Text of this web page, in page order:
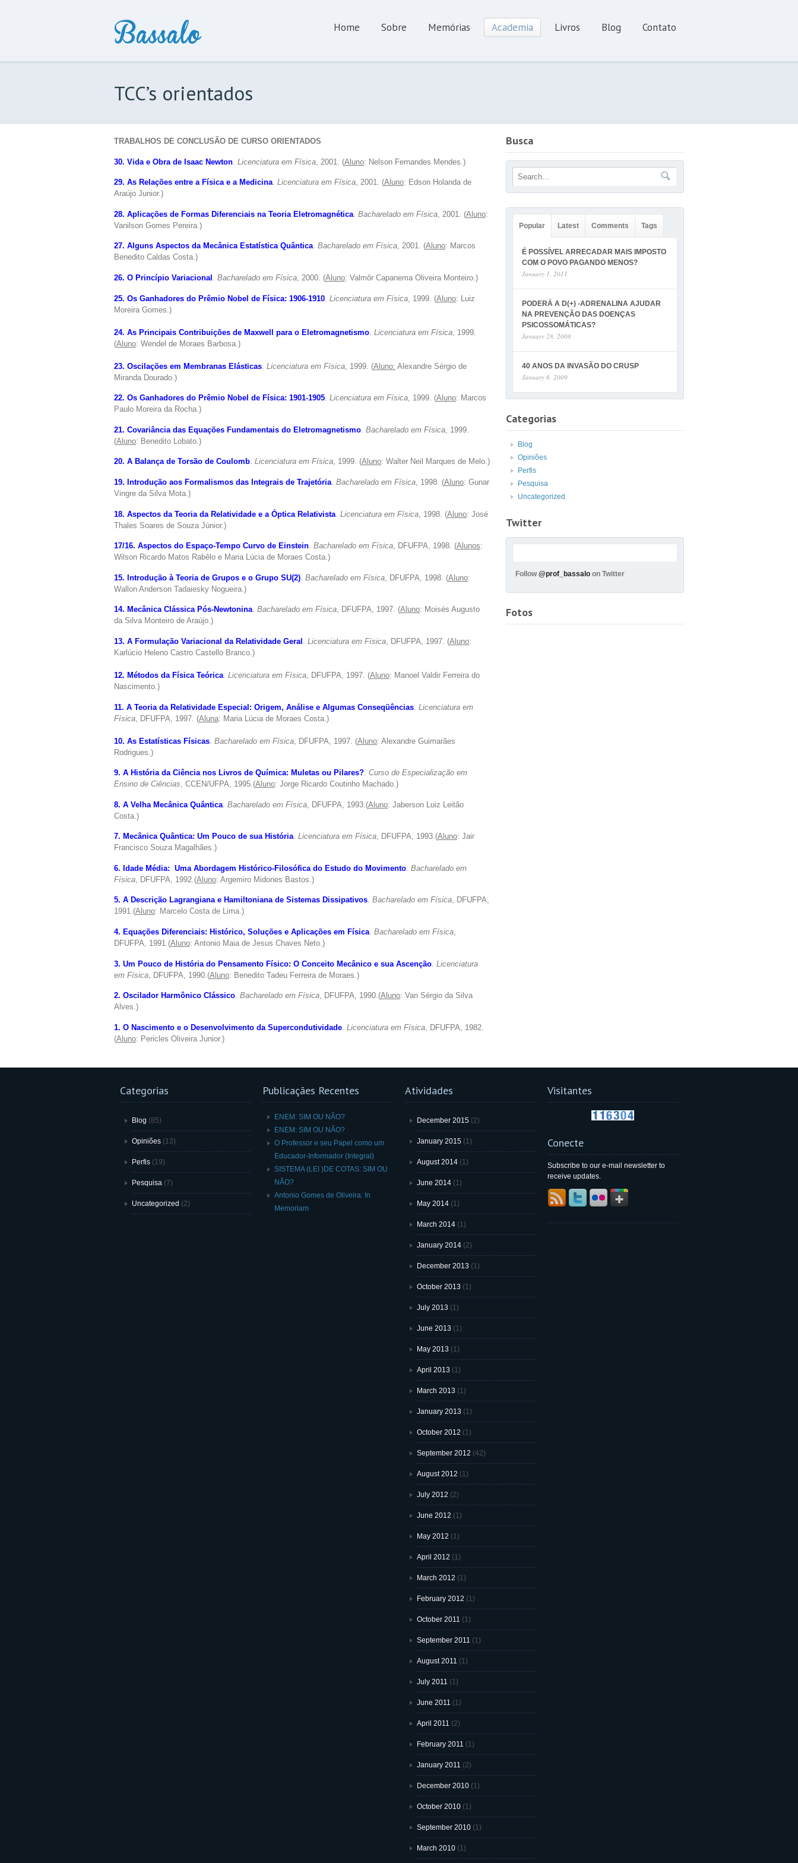
Home Sobre Memórias Academia Livros Blog Contato
TCC’s orientados
TRABALHOS DE CONCLUSÃO DE CURSO ORIENTADOS
30. Vida e Obra de Isaac Newton Licenciatura em Física , 2001. (Aluno: Nelson Fernandes Mendes.)
29. As Relações entre a Física e a Medicina. Licenciatura em Física, 2001. (Aluno: Edson Holanda de
Araújo Junior.)
28. Aplicações de Formas Diferenciais na Teoria Eletromagnética Bacharelado em Física , 2001. (Aluno:
Vanilson Gomes Pereira.)
27. Alguns Aspectos da Mecânica Estatística Quântica. Bacharelado em Física, 2001. (Aluno: Marcos
Benedito Caldas Costa.)
26. O Princípio Variacional Bacharelado em Física , 2000. (Aluno: Valmôr Capanema Oliveira Monteiro.)
25. Os Ganhadores do Prêmio Nobel de Física: 1906-1910 Licenciatura em Física , 1999. (Aluno: Luiz
Moreira Gomes.)
24. As Principais Contribuições de Maxwell para o Eletromagnetismo Licenciatura em Física , 1999.
(Aluno: Wendel de Moraes Barbosa.)
23. Oscilações em Membranas Elásticas Licenciatura em Física , 1999. (Aluno: Alexandre Sérgio de
Miranda Dourado.)
22. Os Ganhadores do Prêmio Nobel de Física: 1901-1905. Licenciatura em Física, 1999. (Aluno: Marcos
Paulo Moreira da Rocha.)
21. Covariância das Equações Fundamentais do Eletromagnetismo Bacharelado em Física , 1999.
(Aluno: Benedito Lobato.)
20. A Balança de Torsão de Coulomb. Licenciatura em Física, 1999. (Aluno: Walter Neil Marques de Melo.)
19. Introdução aos Formalismos das Integrais de Trajetória Bacharelado em Física , 1998. (Aluno: Gunar
Vingre da Silva Mota.)
18. Aspectos da Teoria da Relatividade e a Óptica Relativista Licenciatura em Física , 1998. (Aluno: José
Thales Soares de Souza Júnior.)
17/16. Aspectos do Espaço-Tempo Curvo de Einstein. Bacharelado em Física, DFUFPA, 1998. (Alunos:
Wilson Ricardo Matos Rabêlo e Maria Lúcia de Moraes Costa.)
15. Introdução à Teoria de Grupos e o Grupo SU(2) Bacharelado em Física , DFUFPA, 1998. (Aluno:
Wallon Anderson Tadaiesky Nogueira.)
14. Mecânica Clássica Pós-Newtonina. Bacharelado em Física, DFUFPA, 1997. (Aluno: Moisés Augusto
da Silva Monteiro de Araújo.)
13. A Formulação Variacional da Relatividade Geral Licenciatura em Física , DFUFPA, 1997. (Aluno:
Karlúcio Heleno Castro Castello Branco.)
12. Métodos da Física Teórica Licenciatura em Física , DFUFPA, 1997. (Aluno: Manoel Valdir Ferreira do
Nascimento.)
11. A Teoria da Relatividade Especial: Origem, Análise e Algumas Conseqüências Licenciatura em
Física , DFUFPA, 1997. (Aluna: Maria Lúcia de Moraes Costa.)
10. As Estatísticas Físicas Bacharelado em Física , DFUFPA, 1997. (Aluno: Alexandre Guimarães
Rodrigues.)
9. A História da Ciência nos Livros de Química: Muletas ou Pilares?. Curso de Especialização em
Ensino de Ciências, CCEN/UFPA, 1995.(Aluno: Jorge Ricardo Coutinho Machado.)
8. A Velha Mecânica Quântica Bacharelado em Física , DFUFPA, 1993.(Aluno: Jaberson Luiz Leitão
Costa.)
7. Mecânica Quântica: Um Pouco de sua História. Licenciatura em Física, DFUFPA, 1993.(Aluno: Jair
Francisco Souza Magalhães.)
6. Idade Média: Uma Abordagem Histórico-Filosófica do Estudo do Movimento Bacharelado em
Física , DFUFPA, 1992.(Aluno: Argemiro Midones Bastos.)
5. A Descrição Lagrangiana e Hamiltoniana de Sistemas Dissipativos. Bacharelado em Física, DFUFPA,
1991.(Aluno: Marcelo Costa de Lima.)
4. Equações Diferenciais: Histórico, Soluções e Aplicações em Física. Bacharelado em Física,
DFUFPA, 1991.(Aluno: Antonio Maia de Jesus Chaves Neto.)
3. Um Pouco de História do Pensamento Físico: O Conceito Mecânico e sua Ascenção Licenciatura
em Física , DFUFPA, 1990.(Aluno: Benedito Tadeu Ferreira de Moraes.)
2. Oscilador Harmônico Clássico. Bacharelado em Física, DFUFPA, 1990.(Aluno: Van Sérgio da Silva
Alves.)
1. O Nascimento e o Desenvolvimento da Supercondutividade Licenciatura em Física , DFUFPA, 1982.
(Aluno: Pericles Oliveira Junior.)
Busca
Popular Latest Comments Tags
É POSSÍVEL ARRECADAR MAIS IMPOSTO
COM O POVO PAGANDO MENOS?
January 1, 2011
PODERÁ A D(+) -ADRENALINA AJUDAR
NA PREVENÇÃO DAS DOENÇAS
PSICOSSOMÁTICAS?
January 28, 2008
40 ANOS DA INVASÃO DO CRUSP
January 6, 2009
Categorias
Blog
Opiniões
Perfis
Pesquisa
Uncategorized
Twitter
Follow@prof_bassalo on Twitter
Fotos
Categorias
Blog (85)
Opiniões (13)
Perfis (19)
Pesquisa (7)
Uncategorized (2)
Publicaçães Recentes
ENEM: SIM OU NÃO?
ENEM: SIM OU NÃO?
O Professor e seu Papel como um
Educador-Informador (Integral)
SISTEMA (LEI )DE COTAS: SIM OU
NÃO?
Antonio Gomes de Oliveira: In
Memoriam
Atividades
December 2015 (2)
January 2015 (1)
August 2014 (1)
June 2014 (1)
May 2014 (1)
March 2014 (1)
January 2014 (2)
December 2013 (1)
October 2013 (1)
July 2013 (1)
June 2013 (1)
May 2013 (1)
April 2013 (1)
March 2013 (1)
January 2013 (1)
October 2012 (1)
September 2012 (42)
August 2012 (1)
July 2012 (2)
June 2012 (1)
May 2012 (1)
April 2012 (1)
March 2012 (1)
February 2012 (1)
October 2011 (1)
September 2011 (1)
August 2011 (1)
July 2011 (1)
June 2011 (1)
April 2011 (2)
February 2011 (1)
January 2011 (2)
December 2010 (1)
October 2010 (1)
September 2010 (1)
March 2010 (1)
Visitantes
Conecte
Subscribe to our e-mail newsletter to
receive updates.